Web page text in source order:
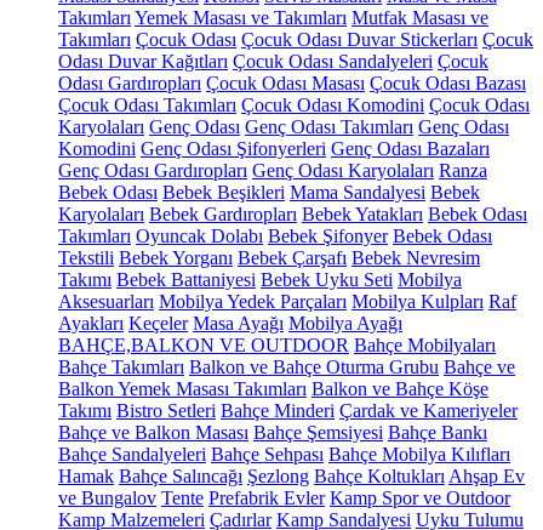
Takımları Yemek Masası ve Takımları Mutfak Masası ve
Takımları Çocuk Odası Çocuk Odası Duvar Stickerları Çocuk
Odası Duvar Kağıtları Çocuk Odası Sandalyeleri Çocuk
Odası Gardıropları Çocuk Odası Masası Çocuk Odası Bazası
Çocuk Odası Takımları Çocuk Odası Komodini Çocuk Odası
Karyolaları Genç Odası Genç Odası Takımları Genç Odası
Komodini Genç Odası Şifonyerleri Genç Odası Bazaları
Genç Odası Gardıropları Genç Odası Karyolaları Ranza
Bebek Odası Bebek Beşikleri Mama Sandalyesi Bebek
Karyolaları Bebek Gardıropları Bebek Yatakları Bebek Odası
Takımları Oyuncak Dolabı Bebek Şifonyer Bebek Odası
Tekstili Bebek Yorganı Bebek Çarşafı Bebek Nevresim
Takımı Bebek Battaniyesi Bebek Uyku Seti Mobilya
Aksesuarları Mobilya Yedek Parçaları Mobilya Kulpları Raf
Ayakları Keçeler Masa Ayağı Mobilya Ayağı
BAHÇE,BALKON VE OUTDOOR Bahçe Mobilyaları
Bahçe Takımları Balkon ve Bahçe Oturma Grubu Bahçe ve
Balkon Yemek Masası Takımları Balkon ve Bahçe Köşe
Takımı Bistro Setleri Bahçe Minderi Çardak ve Kameriyeler
Bahçe ve Balkon Masası Bahçe Şemsiyesi Bahçe Bankı
Bahçe Sandalyeleri Bahçe Sehpası Bahçe Mobilya Kılıfları
Hamak Bahçe Salıncağı Şezlong Bahçe Koltukları Ahşap Ev
ve Bungalov Tente Prefabrik Evler Kamp Spor ve Outdoor
Kamp Malzemeleri Çadırlar Kamp Sandalyesi Uyku Tulumu